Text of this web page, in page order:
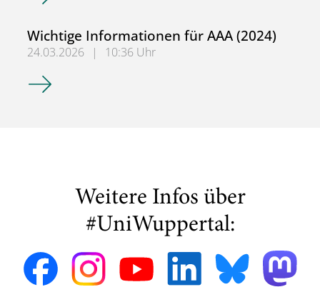
Wichtige Informationen für AAA (2024)
24.03.2026 |
10:36 Uhr
Wichtige Informationen für AAA (2024)
Weitere Infos über
#UniWuppertal: